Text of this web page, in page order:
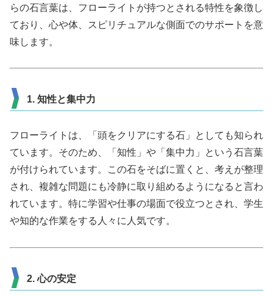
らの石言葉は、フローライトが持つとされる特性を象徴し
ており、心や体、スピリチュアルな側面でのサポートを意
味します。
1. 知性と集中力
フローライトは、「頭をクリアにする石」としても知られ
ています。そのため、「知性」や「集中力」という石言葉
が付けられています。この石をそばに置くと、考えが整理
され、複雑な問題にも冷静に取り組めるようになると言わ
れています。特に学習や仕事の場面で役立つとされ、学生
や知的な作業をする人々に人気です。
2. 心の安定